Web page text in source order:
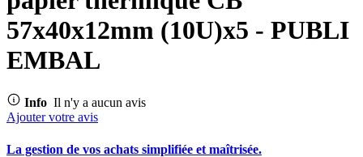
57x40x12mm (10U)x5 - PUBLI
EMBAL
Info Il n'y a aucun avis
Ajouter votre avis
La gestion de vos achats simplifiée et maîtrisée.